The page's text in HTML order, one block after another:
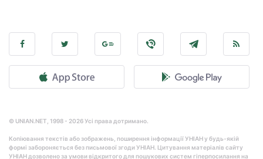
© UNIAN.NET, 1998 - 2026 Усі права дотримано.
Копіювання текстів або зображень, поширення інформації УНІАН у будь-якій
формі забороняється без письмової згоди УНІАН. Цитування матеріалів сайту
УНІАН дозволено за умови відкритого для пошукових систем гіперпосилання на